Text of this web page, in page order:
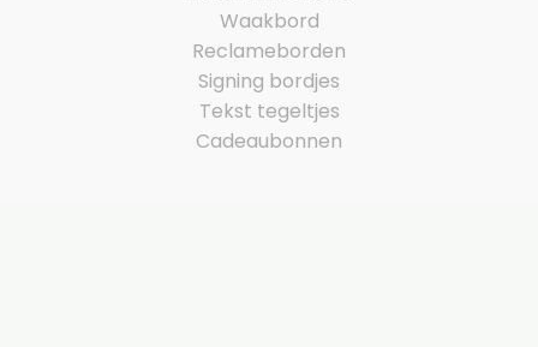
Waakbord
Reclameborden
Signing bordjes
Tekst tegeltjes
Cadeaubonnen